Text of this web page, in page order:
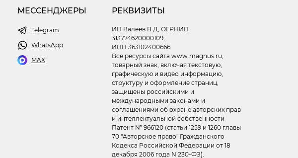
МЕССЕНДЖЕРЫ
Telegram
WhatsApp
MAX
РЕКВИЗИТЫ
ИП Валеев В.Д, ОГРНИП
313774620000109,
ИНН 363102400666
Все ресурсы сайта www.magnus.ru,
товарный знак, включая текстовую,
графическую и видео информацию,
структуру и оформление страниц,
защищены российскими и
международными законами и
соглашениями об охране авторских прав
и интеллектуальной собственности
Патент № 966120 (статьи 1259 и 1260 главы
70 "Авторское право" Гражданского
Кодекса Российской Федерации от 18
декабря 2006 года N 230-ФЗ).